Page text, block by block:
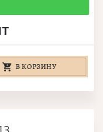
В КОРЗИНУ